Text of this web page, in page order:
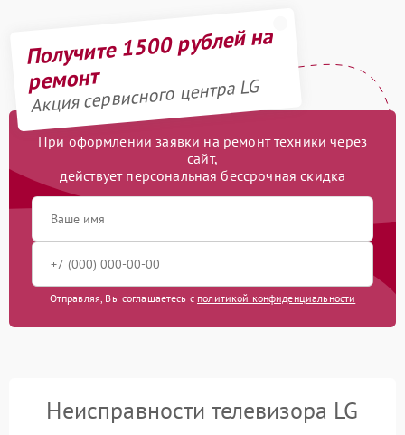
Получите 1500 рублей на
ремонт
Акция сервисного центра LG
При оформлении заявки на ремонт техники через
сайт,
действует персональная бессрочная скидка
Отправляя, Вы соглашаетесь с политикой конфиденциальности
Неисправности телевизора LG